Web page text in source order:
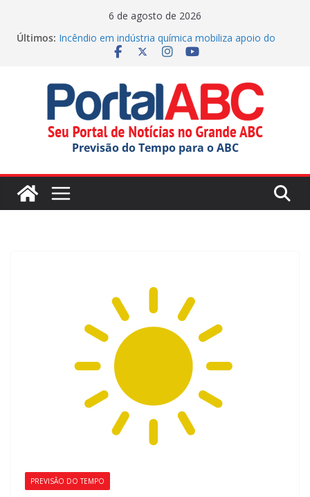
6 de agosto de 2026
Últimos: Incêndio em indústria química mobiliza apoio do
Polícia Militar apreende drogas nos Correios em SP
Parque Tecnológico de Santo André oferece tour
gratuito
Festival do Chocolate terá shows infantis aos
domingos
Previsão do Tempo para o ABC
PREVISÃO DO TEMPO